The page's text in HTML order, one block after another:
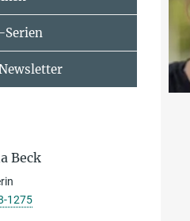
Serien
Beck
1275